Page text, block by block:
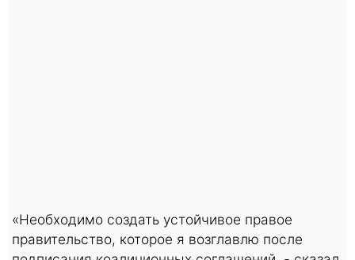
«Необходимо создать устойчивое правое
правительство, которое я возглавлю после